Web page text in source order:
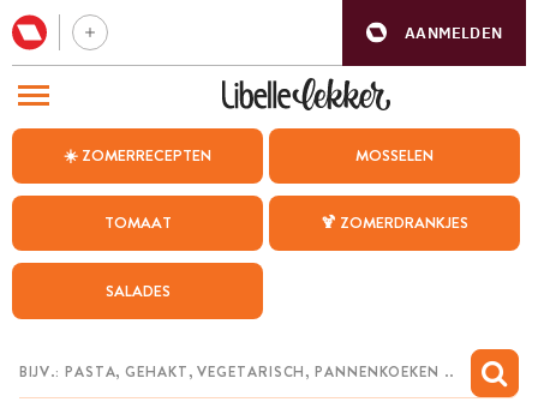
AANMELDEN
☀️ ZOMERRECEPTEN MOSSELEN
TOMAAT 🍹 ZOMERDRANKJES
SALADES
BEZOEK ONZE ANDERE WEBSITES
WEEKMENU
CHAT MET MAIA
MIJN BEWAARDE RECEPTEN